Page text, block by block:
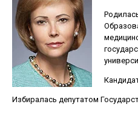
Избиралась депутатом